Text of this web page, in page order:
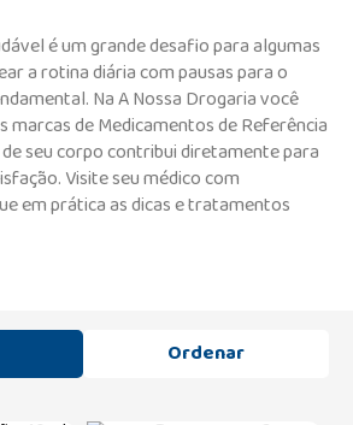
é um grande desafio para algumas
a rotina diária com pausas para o
Na A Nossa Drogaria você
marcas de Medicamentos de Referência
de seu corpo contribui diretamente para
Visite seu médico com
em prática as dicas e tratamentos